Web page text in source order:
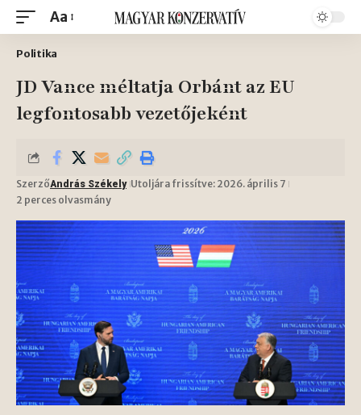
Aa
Politika
JD Vance méltatja Orbánt az EU
legfontosabb vezetőjeként
SzerzőAndrás Székely Utoljára frissítve: 2026. április 7
2 perces olvasmány